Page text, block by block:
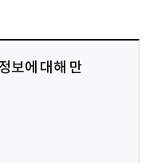
보에 대해 만